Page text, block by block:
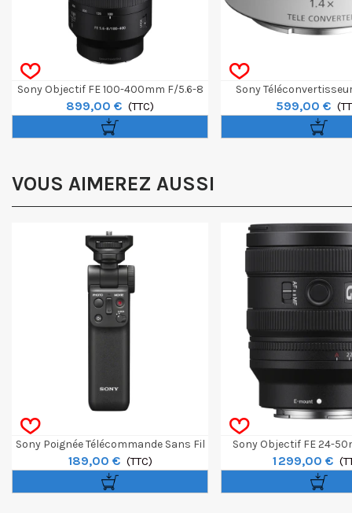
Sony Objectif FE 100-400mm F/5.6-8
OSS
899,00 € (TTC)
Sony Téléconvertisseur
599,00 €
VOUS AIMEREZ AUSSI
Sony Poignée Télécommande Sans Fil
Bluetooth GP-VPT2BT
189,00 € (TTC)
Sony Objectif FE 24-
1 299,00 €